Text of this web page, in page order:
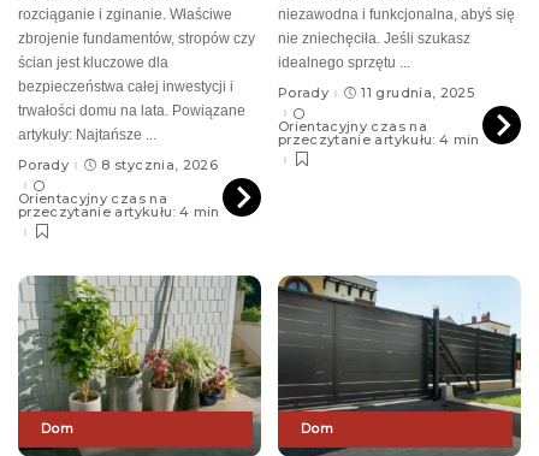
rozciąganie i zginanie. Właściwe
zbrojenie fundamentów, stropów czy
ścian jest kluczowe dla
bezpieczeństwa całej inwestycji i
trwałości domu na lata. Powiązane
artykuły: Najtańsze
Porady
8 stycznia, 2026
Orientacyjny czas na
przeczytanie artykułu: 4 min
niezawodna i funkcjonalna, abyś się
nie zniechęciła. Jeśli szukasz
idealnego sprzętu
Porady
11 grudnia, 2025
Orientacyjny czas na
przeczytanie artykułu: 4 min
Dom Dom